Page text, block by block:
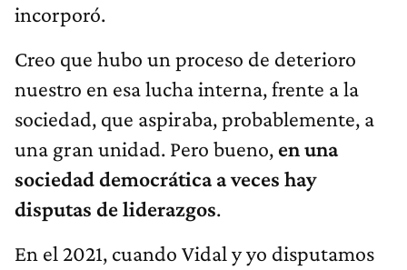
incorporó.
Creo que hubo un proceso de deterioro
nuestro en esa lucha interna, frente a la
sociedad, que aspiraba, probablemente, a
una gran unidad. Pero bueno, en una
sociedad democrática a veces hay
disputas de liderazgos.
En el 2021, cuando Vidal y yo disputamos